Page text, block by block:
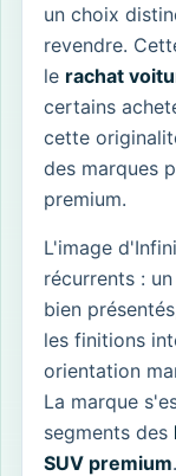
un choix
revendre.
le rachat
certains
cette
des marques
premium.
L'image
récurrents :
bien
les finitions
orientation
La marque
segments des
SUV premium